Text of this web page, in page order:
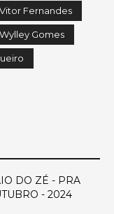
Vitor Fernandes
Wylley Gomes
DO ZÉ - PRA
- 2024